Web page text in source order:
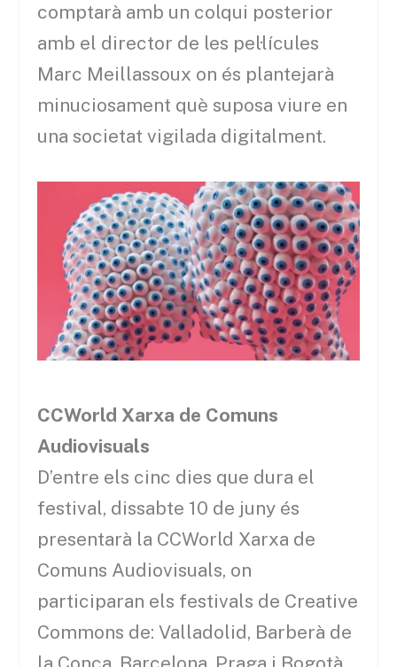
comptarà amb un colqui posterior
amb el director de les pel·lícules
Marc Meillassoux on és plantejarà
minuciosament què suposa viure en
una societat vigilada digitalment.
CCWorld Xarxa de Comuns
Audiovisuals
D’entre els cinc dies que dura el
festival, dissabte 10 de juny és
presentarà la CCWorld Xarxa de
Comuns Audiovisuals, on
participaran els festivals de Creative
Commons de: Valladolid, Barberà de